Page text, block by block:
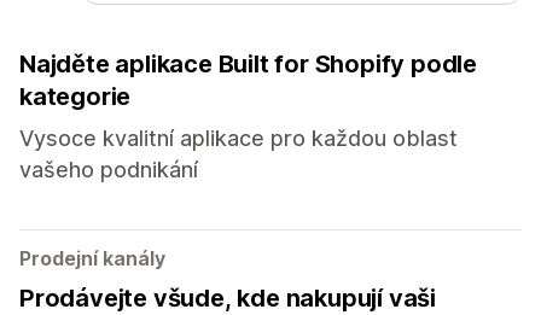
Najděte aplikace Built for Shopify podle
kategorie
Vysoce kvalitní aplikace pro každou oblast
vašeho podnikání
Prodejní kanály
Prodávejte všude, kde nakupují vaši